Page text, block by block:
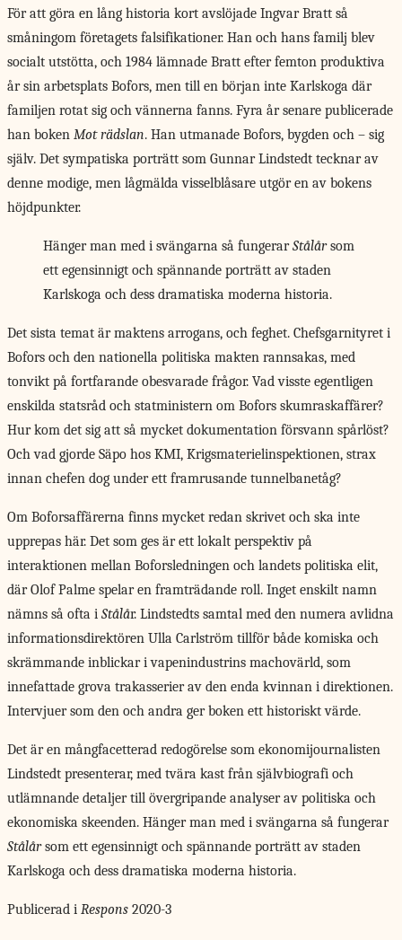
För att göra en lång historia kort avslöjade Ingvar Bratt så
småningom företagets falsifikationer. Han och hans familj blev
socialt utstötta, och 1984 lämnade Bratt efter femton produktiva
år sin arbetsplats Bofors, men till en början inte Karlskoga där
familjen rotat sig och vännerna fanns. Fyra år senare publicerade
han boken Mot rädslan. Han utmanade Bofors, bygden och – sig
själv. Det sympatiska porträtt som Gunnar Lindstedt tecknar av
denne modige, men lågmälda visselblåsare utgör en av bokens
höjdpunkter.
Hänger man med i svängarna så fungerarStålårsom
ett egensinnigt och spännande porträtt av staden
Karlskoga och dess dramatiska moderna historia.
Det sista temat är maktens arrogans, och feghet. Chefsgarnityret i
Bofors och den nationella politiska makten rannsakas, med
tonvikt på fortfarande obesvarade frågor. Vad visste egentligen
enskilda statsråd och statministern om Bofors skumraskaffärer?
Hur kom det sig att så mycket dokumentation försvann spårlöst?
Och vad gjorde Säpo hos KMI, Krigsmaterielinspektionen, strax
innan chefen dog under ett framrusande tunnelbanetåg?
Om Boforsaffärerna finns mycket redan skrivet och ska inte
upprepas här. Det som ges är ett lokalt perspektiv på
interaktionen mellan Boforsledningen och landets politiska elit,
där Olof Palme spelar en framträdande roll. Inget enskilt namn
nämns så ofta i Stålår. Lindstedts samtal med den numera avlidna
informationsdirektören Ulla Carlström tillför både komiska och
skrämmande inblickar i vapenindustrins machovärld, som
innefattade grova trakasserier av den enda kvinnan i direktionen.
Intervjuer som den och andra ger boken ett historiskt värde.
Det är en mångfacetterad redogörelse som ekonomijournalisten
Lindstedt presenterar, med tvära kast från självbiografi och
utlämnande detaljer till övergripande analyser av politiska och
ekonomiska skeenden. Hänger man med i svängarna så fungerar
Stålårsom ett egensinnigt och spännande porträtt av staden
Karlskoga och dess dramatiska moderna historia.
Publicerad i Respons 2020-3